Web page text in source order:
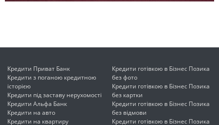
Кредити Приват Банк
Кредити з поганою кредитною
історією
Кредити під заставу нерухомості
Кредити Альфа Банк
Кредити на авто
Кредити на квартиру
Кредити готівкою в Бізнес Позика
без фото
Кредити готівкою в Бізнес Позика
без картки
Кредити готівкою в Бізнес Позика
без відмови
Кредити готівкою в Бізнес Позика